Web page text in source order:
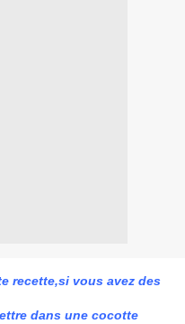
recette,si vous avez des
dans une cocotte